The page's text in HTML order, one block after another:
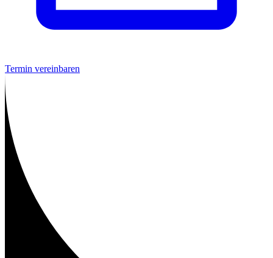
Termin vereinbaren